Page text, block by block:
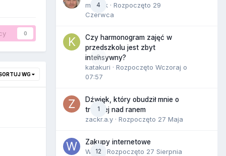
0
WG
4
maciek · Rozpoczęto 29
Czerwca
0
Czy harmonogram zajęć w
przedszkolu jest zbyt
intensywny?
katakuri · Rozpoczęto Wczoraj o
07:57
1
Dźwięk, który obudził mnie o
trzeciej nad ranem
zackr.a.y · Rozpoczęto 27 Maja
12
Zakupy internetowe
Wula · Rozpoczęto 27 Sierpnia